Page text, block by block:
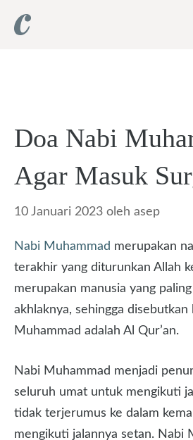
Doa Nabi
Agar Masuk
10 Januari 2023 oleh asep
Nabi Muhammad merupakan
terakhir yang diturunkan Allah
merupakan manusia yang
akhlaknya, sehingga
Muhammad adalah Al Qur’an.
Nabi Muhammad menjadi
seluruh umat untuk mengikuti
tidak terjerumus ke dalam
mengikuti jalannya setan. Nabi